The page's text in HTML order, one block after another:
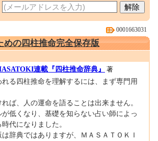
めの四柱推命完全保存版
連載『四柱推命辞典』 著
る四柱推命を理解するには、まず専門用
ば、人の運命を語ることは出来ません。
低くなり、基礎を知らない占い師によっ
代になりました。
辞典ではありますが、ＭＡＳＡＴＯＫＩ
0001663031